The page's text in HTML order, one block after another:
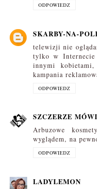
ODPOWIEDZ
SKARBY-NA-
telewizji nie
tylko w
innymi
kampania
ODPOWIEDZ
SZCZERZE
Arbuzowe
wyglądem, na
ODPOWIEDZ
LADYLEMON